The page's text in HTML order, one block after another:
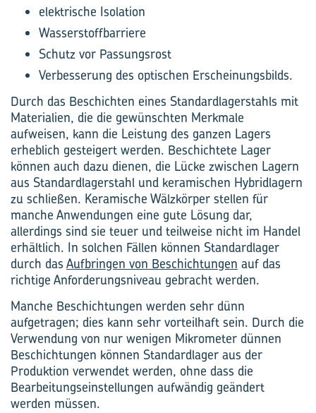
elektrische Isolation
Wasserstoffbarriere
Schutz vor Passungsrost
Verbesserung des optischen Erscheinungsbilds.
Durch das Beschichten eines Standardlagerstahls mit
Materialien, die die gewünschten Merkmale
aufweisen, kann die Leistung des ganzen Lagers
erheblich gesteigert werden. Beschichtete Lager
können auch dazu dienen, die Lücke zwischen Lagern
aus Standardlagerstahl und keramischen Hybridlagern
zu schließen. Keramische Wälzkörper stellen für
manche Anwendungen eine gute Lösung dar,
allerdings sind sie teuer und teilweise nicht im Handel
erhältlich. In solchen Fällen können Standardlager
durch das Aufbringen von Beschichtungen auf das
richtige Anforderungsniveau gebracht werden.
Manche Beschichtungen werden sehr dünn
aufgetragen; dies kann sehr vorteilhaft sein. Durch die
Verwendung von nur wenigen Mikrometer dünnen
Beschichtungen können Standardlager aus der
Produktion verwendet werden, ohne dass die
Bearbeitungseinstellungen aufwändig geändert
werden müssen.